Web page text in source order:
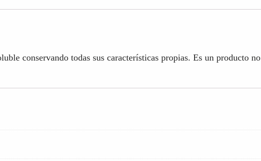
conservando todas sus características propias. Es un producto no